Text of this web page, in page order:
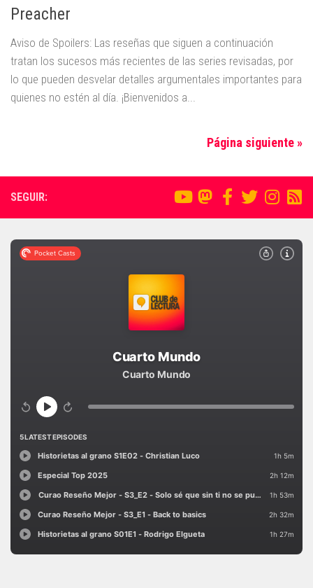
Preacher
Aviso de Spoilers: Las reseñas que siguen a continuación
tratan los sucesos más recientes de las series revisadas, por
lo que pueden desvelar detalles argumentales importantes para
quienes no estén al día. ¡Bienvenidos a...
Página siguiente »
SEGUIR: